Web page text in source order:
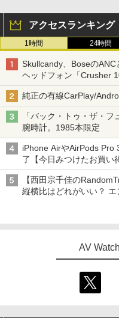
アクセスランキング
1時間 24時間
Skullcandy、Boseの
ヘッドフォン「Crusher
純正の有線CarPlay/
「バック・トゥ・ザ・
腕時計。1985本限定
iPhone AirやAirPods Pro
了【今日みつけたお買い
【西田宗千佳の
縦横比はどれがいい？
AV